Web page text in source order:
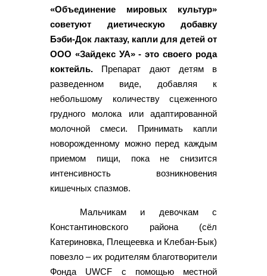
«Объединение мировых культур»
советуют диетическую добавку
Бэби-Док лактазу, капли для детей от
ООО «Зайдекс УА» - это своего рода
коктейль. Препарат дают детям в
разведенном виде, добавляя к
небольшому количеству сцеженного
грудного молока или адаптированной
молочной смеси. Принимать капли
новорожденному можно перед каждым
приемом пищи, пока не снизится
интенсивность возникновения
кишечных спазмов.
Мальчикам и девочкам с
Константиновского района (сёл
Катериновка, Плещеевка и Клебан-Бык)
повезло – их родителям благотворители
Фонда UWCF с помощью местной